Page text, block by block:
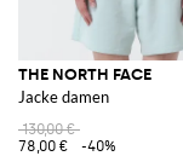
THE NORTH FACE
Jacke damen
130,00 €
78,00 €
-40%